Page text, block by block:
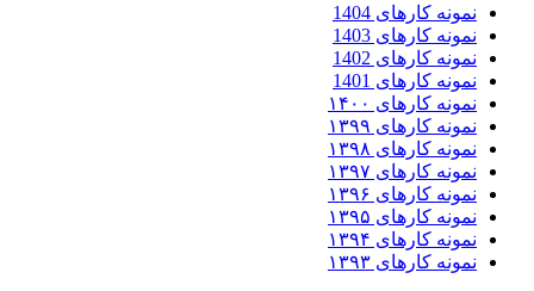
نمونه کارهای 1404
نمونه کارهای 1403
نمونه کارهای 1402
نمونه کارهای 1401
نمونه کارهای ۱۴۰۰
نمونه کارهای ۱۳۹۹
نمونه کارهای ۱۳۹۸
نمونه کارهای ۱۳۹۷
نمونه کارهای ۱۳۹۶
نمونه کارهای ۱۳۹۵
نمونه کارهای ۱۳۹۴
نمونه کارهای ۱۳۹۳